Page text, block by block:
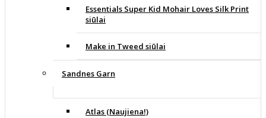
Essentials Super Kid Mohair Loves Silk Print
siūlai
Make in Tweed siūlai
Sandnes Garn
Atlas (Naujiena!)